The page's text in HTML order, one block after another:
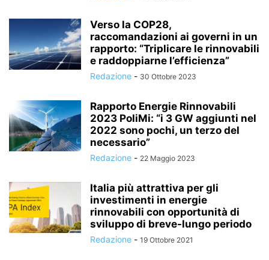
Verso la COP28,
raccomandazioni ai governi in un
rapporto: “Triplicare le rinnovabili
e raddoppiarne l’efficienza”
Redazione - 30 Ottobre 2023
Rapporto Energie Rinnovabili
2023 PoliMi: “i 3 GW aggiunti nel
2022 sono pochi, un terzo del
necessario”
Redazione - 22 Maggio 2023
Italia più attrattiva per gli
investimenti in energie
rinnovabili con opportunità di
sviluppo di breve-lungo periodo
Redazione - 19 Ottobre 2021